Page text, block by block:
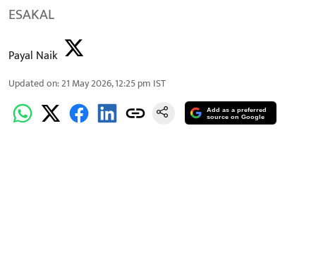
ESAKAL
Payal Naik
Updated on:21 May 2026, 12:25 pm IST
Add as a preferred
source on Google